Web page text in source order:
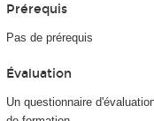
Prérequis
Pas de prérequis
Évaluation
Un questionnaire